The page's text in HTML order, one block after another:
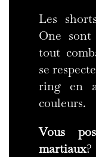
Les
One sont
tout
se
ring en
couleurs.
Vous
martiaux?